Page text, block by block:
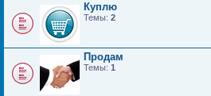
Куплю
Темы: 2
Продам
Темы: 1